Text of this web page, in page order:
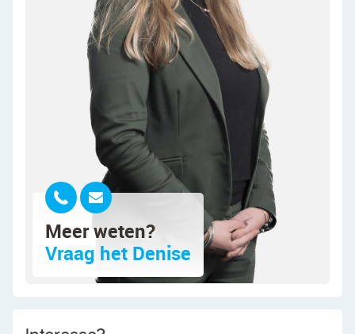
De keuken is gedateerd en uitgevoerd in een
rechte opstelling. Het heeft donkerblauwe
keukenkastjes en een gespikkeld werkblad. Hier
tref je momenteel de volgende apparatuur aan:
gasfornuis, vaatwasser en koelkast. Het grote
raam zorgt voor veel daglicht tijdens het koken.
De keuken geeft toegang tot de achtertuin en de
De badkamer is afgewerkt met bruine vloertegels
en witte wandtegels. De ruimte is uitgerust met
een zwevend toilet (2024), wastafel, ligbad en
aansluitingen voor de wasmachine en droger. De
badkamer wordt verlicht met inbouwspots.
Meer weten?
Vraag het Denise